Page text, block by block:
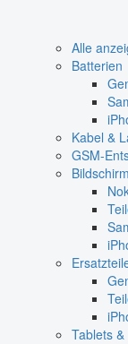
Alle
Batterien
Kabel &
GSM-
Tablets